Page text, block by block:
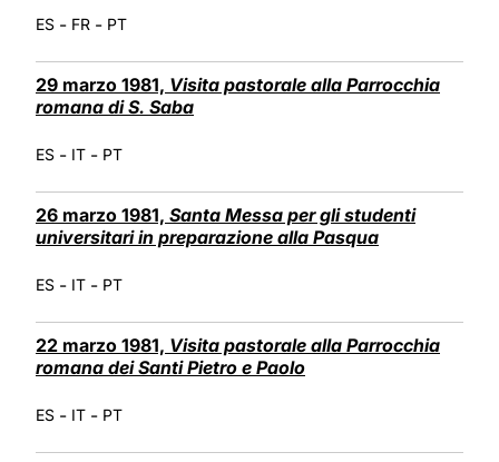
ES - FR - PT
29 marzo 1981, Visita pastorale alla Parrocchia
romana di S. Saba
ES - IT - PT
26 marzo 1981, Santa Messa per gli studenti
universitari in preparazione alla Pasqua
ES - IT - PT
22 marzo 1981, Visita pastorale alla Parrocchia
romana dei Santi Pietro e Paolo
ES - IT - PT